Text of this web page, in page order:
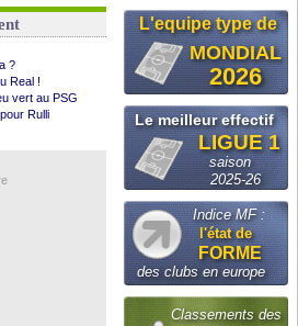
?
à Man Utd ...
un arbitre
(off.)
Villa
?
Real !
vert au PSG
Rulli
L'equipe type de
MONDIAL
2026
Le meilleur effectif
LIGUE 1
saison
2025-26
Indice MF :
l'état de
FORME
des clubs en europe
Classements des